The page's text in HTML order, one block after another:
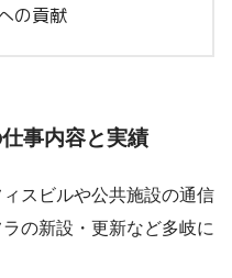
の貢献
事内容と実績
スビルや公共施設の通信
の新設・更新など多岐に